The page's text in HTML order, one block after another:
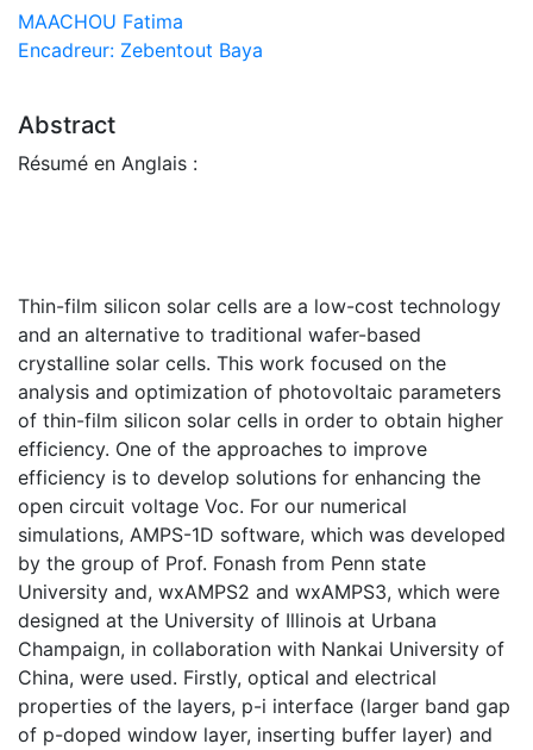
MAACHOU Fatima
Encadreur: Zebentout Baya
Abstract
Résumé en Anglais :
Thin-film silicon solar cells are a low-cost technology
and an alternative to traditional wafer-based
crystalline solar cells. This work focused on the
analysis and optimization of photovoltaic parameters
of thin-film silicon solar cells in order to obtain higher
efficiency. One of the approaches to improve
efficiency is to develop solutions for enhancing the
open circuit voltage Voc. For our numerical
simulations, AMPS-1D software, which was developed
by the group of Prof. Fonash from Penn state
University and, wxAMPS2 and wxAMPS3, which were
designed at the University of Illinois at Urbana
Champaign, in collaboration with Nankai University of
China, were used. Firstly, optical and electrical
properties of the layers, p-i interface (larger band gap
of p-doped window layer, inserting buffer layer) and